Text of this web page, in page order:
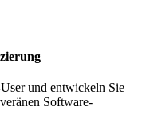
und entwickeln Sie
Software-